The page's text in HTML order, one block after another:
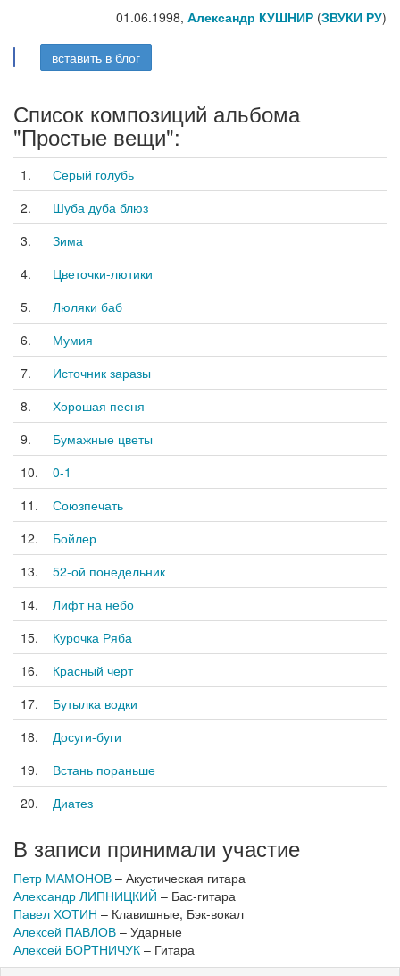
01.06.1998, Александр КУШНИР (ЗВУКИ РУ)
вставить в блог
Список композиций альбома
"Простые вещи":
1.
Серый голубь
2.
Шуба дуба блюз
3.
Зима
4.
Цветочки-лютики
5.
Люляки баб
6.
Мумия
7.
Источник заразы
8.
Хорошая песня
9.
Бумажные цветы
10.
0-1
11.
Союзпечать
12.
Бойлер
13.
52-ой понедельник
14.
Лифт на небо
15.
Курочка Ряба
16.
Красный черт
17.
Бутылка водки
18.
Досуги-буги
19.
Встань пораньше
20.
Диатез
В записи принимали участие
Петр МАМОНОВ – Акустическая гитара
Александр ЛИПНИЦКИЙ – Бас-гитара
Павел ХОТИН – Клавишные, Бэк-вокал
Алексей ПАВЛОВ – Ударные
Алексей БОPТНИЧУК – Гитара